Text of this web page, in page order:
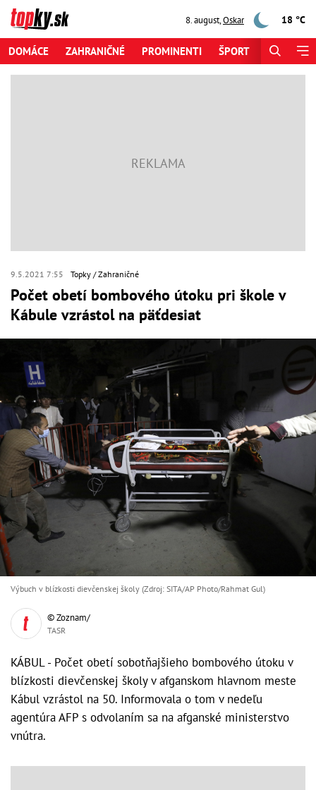
8. august,Oskar 18 °C
DOMÁCE ZAHRANIČNÉ PROMINENTI ŠPORT
9.5.2021 7:55 Topky Zahraničné
Počet obetí bombového útoku pri škole v
Kábule vzrástol na päťdesiat
Výbuch v blízkosti dievčenskej školy (Zdroj: SITA/AP Photo/Rahmat Gul)
© Zoznam/
TASR
KÁBUL - Počet obetí sobotňajšieho bombového útoku v
blízkosti dievčenskej školy v afganskom hlavnom meste
Kábul vzrástol na 50. Informovala o tom v nedeľu
agentúra AFP s odvolaním sa na afganské ministerstvo
vnútra.